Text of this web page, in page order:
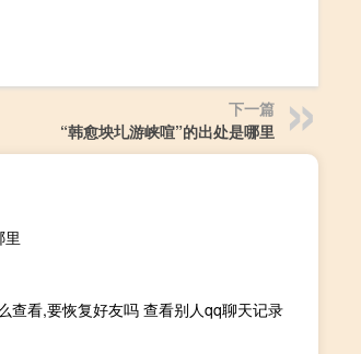
下一篇
“韩愈坱圠游峡喧”的出处是哪里
里
查看,要恢复好友吗 查看别人qq聊天记录